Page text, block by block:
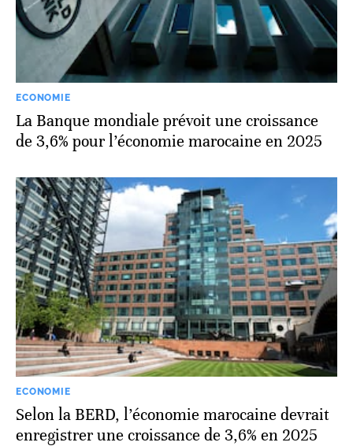
ECONOMIE
La Banque mondiale prévoit une croissance
de 3,6% pour l’économie marocaine en 2025
ECONOMIE
Selon la BERD, l’économie marocaine devrait
enregistrer une croissance de 3,6% en 2025